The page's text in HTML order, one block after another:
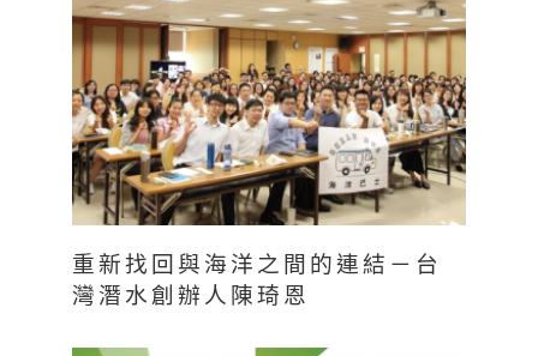
重新找回與海洋之間的連結－台
灣潛水創辦人陳琦恩